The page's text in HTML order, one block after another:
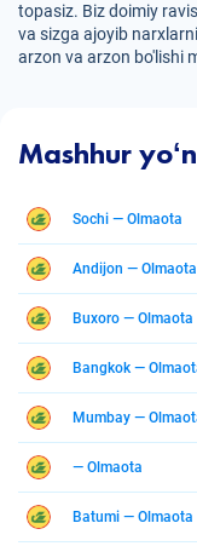
topasiz. Biz doimiy
va sizga ajoyib
arzon va arzon bo'lishi
Mashhur
Sochi — Olmaota
Andijon — Olmaota
Buxoro — Olmaota
Bangkok —
Mumbay —
— Olmaota
Batumi — Olmaota